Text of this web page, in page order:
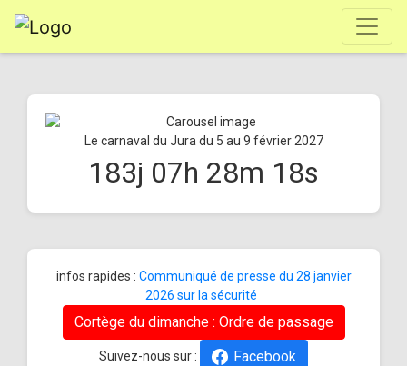
Le carnaval du Jura du 5 au 9 février 2027
183j 07h 28m 18s
infos rapides : Communiqué de presse du 28 janvier
2026 sur la sécurité
Cortège du dimanche : Ordre de passage
Suivez-nous sur :
Facebook